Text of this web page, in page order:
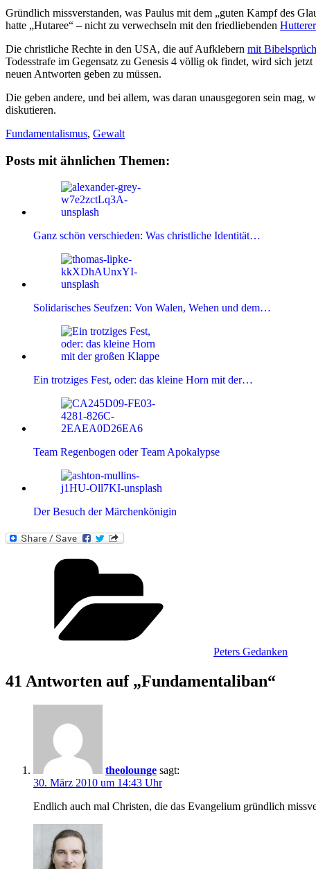
Gründlich missverstanden, was Paulus mit dem „guten Kampf des
hatte „Hutaree“ – nicht zu verwechseln mit den friedliebenden
Die christliche Rechte in den USA, die auf Aufklebern mit
Todesstrafe im Gegensatz zu Genesis 4 völlig ok findet, wird sich
neuen Antworten geben zu müssen.
Die geben andere, und bei allem, was daran unausgegoren sein
diskutieren.
Fundamentalismus, Gewalt
Posts mit ähnlichen Themen:
Ganz schön verschieden: Was christliche Identität…
Solidarisches Seufzen: Von Walen, Wehen und dem…
Ein trotziges Fest, oder: das kleine Horn mit der…
Team Regenbogen oder Team Apokalypse
Der Besuch der Märchenkönigin
Peters Gedanken
41 Antworten auf „Fundamentaliban“
theolounge sagt:
30. März 2010 um 14:43 Uhr
Endlich auch mal Christen, die das Evangelium gründlich